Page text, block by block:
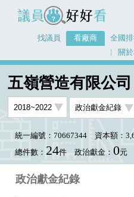
議員好好看
找議員 看廠商 全國
關
五嶺營造有限公司
統一編號：70667344 資本額：
總件數： 24件 政治獻金： 0元
政治獻金紀錄